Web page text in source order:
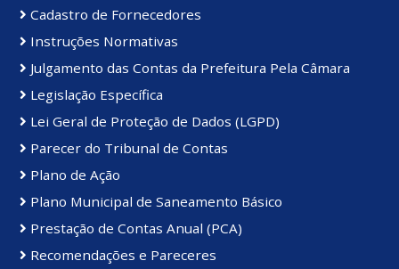
Cadastro de Fornecedores
Instruções Normativas
Julgamento das Contas da Prefeitura Pela Câmara
Legislação Específica
Lei Geral de Proteção de Dados (LGPD)
Parecer do Tribunal de Contas
Plano de Ação
Plano Municipal de Saneamento Básico
Prestação de Contas Anual (PCA)
Recomendações e Pareceres